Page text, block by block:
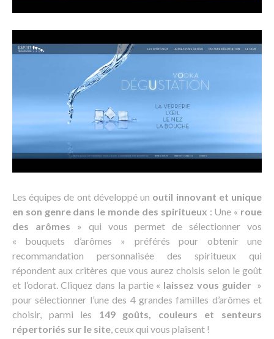
Les équipes de ont développé un outil innovant et unique
en son genre dans le monde des spiritueux : Une « roue
des arômes » qui vous permet de sélectionner vos
« bouquets d’arômes » préférés pour obtenir une
recommandation personnalisée des spiritueux qui
répondent aux critères que vous aurez choisis selon le goût
et l’odorat. Cliquez dans la partie « laissez vous guider »
pour sélectionner l’une des 4 grandes familles d’arômes et
choisir, parmi les 149 goûts, couleurs et senteurs
répertoriés sur le site , ceux qui vous plaisent !